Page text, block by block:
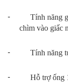
- Tính năng
chìm vào giấc
- Tính năng
- Hỗ trợ ống